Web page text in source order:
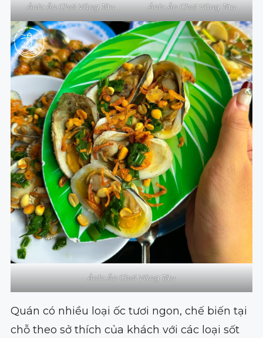
Ảnh: Ăn Chơi Vũng Tàu Ảnh: Ăn Chơi Vũng Tàu
Ảnh: Ăn Chơi Vũng Tàu
Quán có nhiều loại ốc tươi ngon, chế biến tại
chỗ theo sở thích của khách với các loại sốt